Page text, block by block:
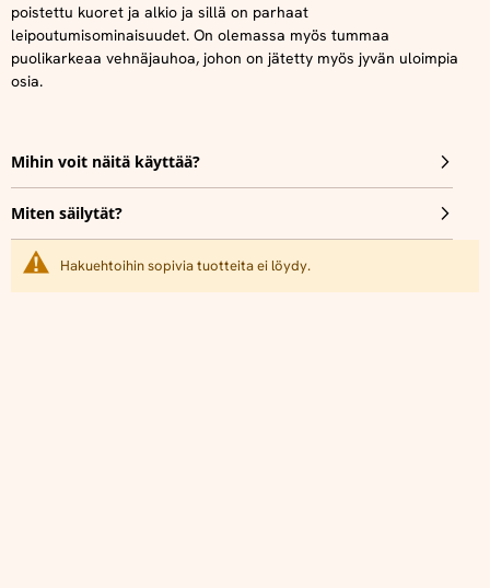
poistettu kuoret ja alkio ja sillä on parhaat
leipoutumisominaisuudet. On olemassa myös tummaa
puolikarkeaa vehnäjauhoa, johon on jätetty myös jyvän uloimpia
osia.
Mihin voit näitä käyttää?
Miten säilytät?
Hakuehtoihin sopivia tuotteita ei löydy.